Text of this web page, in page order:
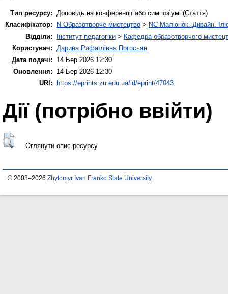
Тип ресурсу:
Доповідь на конференції або симпозіумі (Стаття)
Класифікатор:
N Образотворче мистецтво > NC Малюнок. Дизайн.
Відділи:
Інститут педагогіки > Кафедра образотворчого
Користувач:
Дарина Рафаїлівна Погосьян
Дата подачі:
14 Бер 2026 12:30
Оновлення:
14 Бер 2026 12:30
URI: https://eprints.zu.edu.ua/id/eprint/47043
Дії ​​(потрібно ввійти)
Оглянути опис ресурсу
© 2008–2026 Zhytomyr Ivan Franko State University